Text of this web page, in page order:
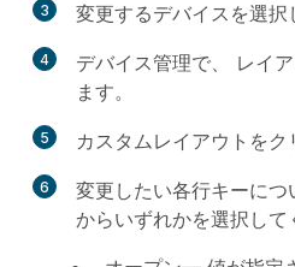
3 変更するデバイスを選択
4 デバイス管理で、 レイ
ます。
5 カスタムレイアウト をク
6
変更したい各行キーに
からいずれかを選択して